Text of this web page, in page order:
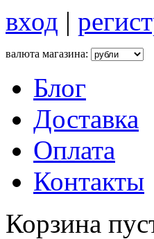
вход |
валюта магазина:
Блог
Доставка
Оплата
Контакты
Корзина